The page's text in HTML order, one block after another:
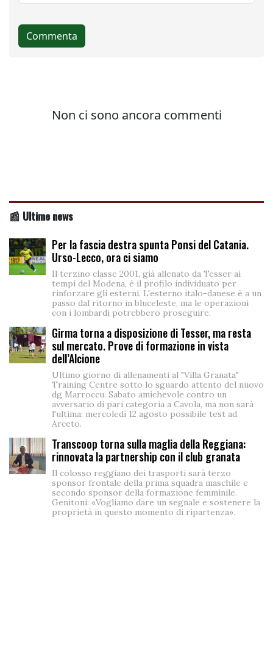
📰 Ultime news
Per la fascia destra spunta Ponsi del Catania.
Urso-Lecco, ora ci siamo
Il terzino classe 2001, già allenato da Tesser ai
tempi del Modena, è il profilo individuato per
rinforzare gli esterni. L'esterno italo-danese è a un
passo dal ritorno in bluceleste, ma le operazioni
con i lombardi potrebbero proseguire.
Girma torna a disposizione di Tesser, ma resta
sul mercato. Prove di formazione in vista
dell’Alcione
Ultimo giorno di allenamenti al "Villa Granata"
Training Centre sotto lo sguardo attento del nuovo
dg Marroccu. Sabato amichevole contro un
avversario di pari categoria a Cavola, ma non sarà
l'ultima: mercoledì 12 agosto possibile test ad
Arceto.
Transcoop torna sulla maglia della Reggiana:
rinnovata la partnership con il club granata
Il colosso reggiano dei trasporti sarà terzo
sponsor frontale della prima squadra maschile e
secondo sponsor della formazione femminile.
Genitoni: «Vogliamo dare un segnale e sostenere la
proprietà in questo momento di ripartenza».